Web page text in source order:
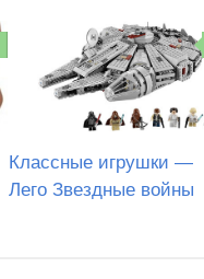
Классные игрушки —
Лего Звездные войны